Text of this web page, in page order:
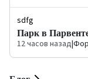
sdfg
Парк в
12 часов назад|